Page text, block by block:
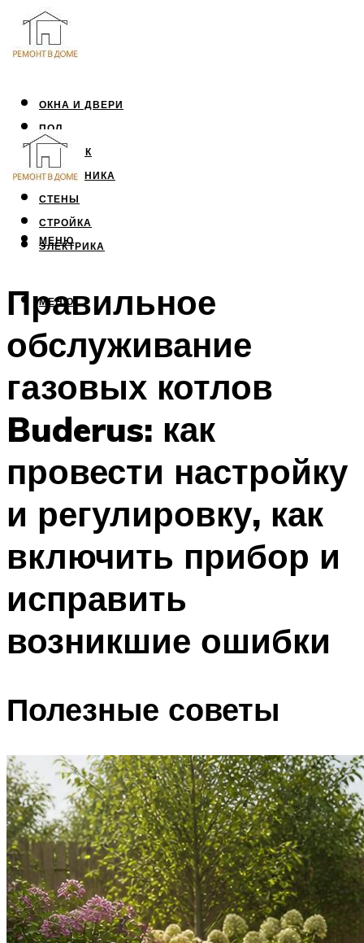
ОКНА И ДВЕРИ
ПОЛ
ПОТОЛОК
САНТЕХНИКА
СТЕНЫ
СТРОЙКА
ЭЛЕКТРИКА
МЕНЮ
МЕНЮ
Правильное
обслуживание
газовых котлов
Buderus: как
провести настройку
и регулировку, как
включить прибор и
исправить
возникшие ошибки
Полезные советы